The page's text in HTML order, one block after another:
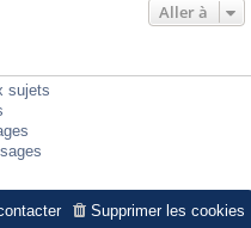
Aller à
sujets
Supprimer les cookies